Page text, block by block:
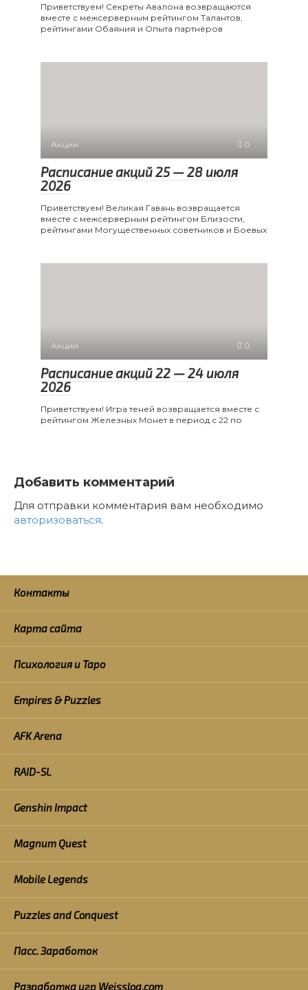
Приветствуем! Секреты Авалона возвращаются
вместе с межсерверным рейтингом Талантов,
рейтингами Обаяния и Опыта партнёров
Акции 0
Расписание акций 25 — 28 июля
2026
Приветствуем! Великая Гавань возвращается
вместе с межсерверным рейтингом Близости,
рейтингами Могущественных советников и Боевых
Акции 0
Расписание акций 22 — 24 июля
2026
Приветствуем! Игра теней возвращается вместе с
рейтингом Железных Монет в период с 22 по
Добавить комментарий
Для отправки комментария вам необходимо
авторизоваться.
Контакты
Карта сайта
Психология и Таро
Empires & Puzzles
AFK Arena
RAID-SL
Genshin Impact
Magnum Quest
Mobile Legends
Puzzles and Conquest
Пасс. Заработок
Разработка игр Weisslog.com